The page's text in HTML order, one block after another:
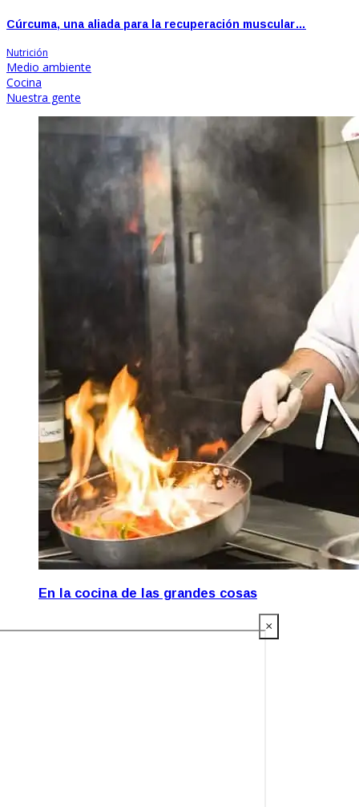
Cúrcuma, una aliada para la recuperación muscular…
Nutrición
Medio ambiente
Cocina
Nuestra gente
En la cocina de las grandes cosas
×